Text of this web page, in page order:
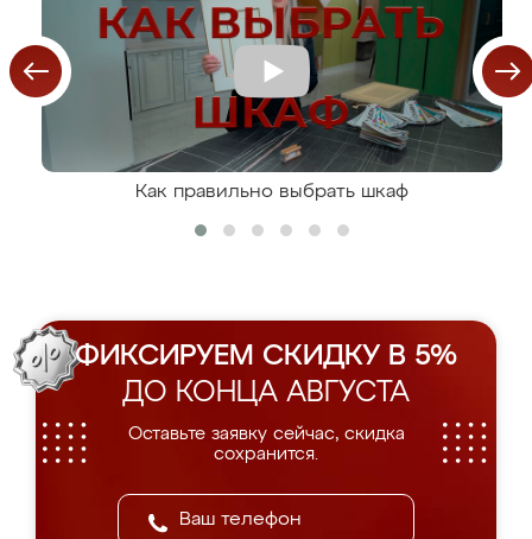
Как правильно выбрать шкаф
ФИКСИРУЕМ СКИДКУ В 5%
ДО КОНЦА АВГУСТА
Оставьте заявку сейчас, скидка
сохранится.